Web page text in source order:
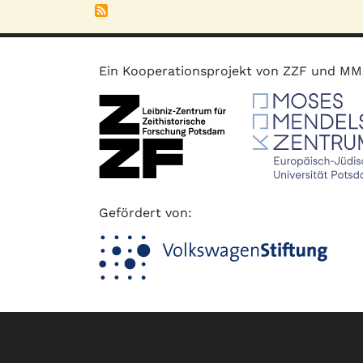
Ein Kooperationsprojekt von ZZF und
Gefördert von: